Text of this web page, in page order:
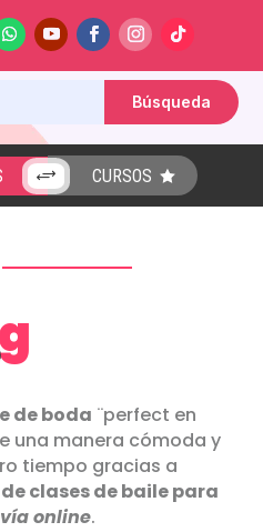
+ CURSOS 
de boda ¨perfect en
una manera cómoda y
tiempo gracias a
clases de baile para
vía online.